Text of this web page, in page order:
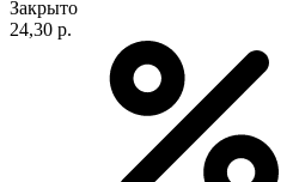
Закрыто
24,30 р.